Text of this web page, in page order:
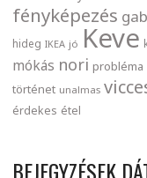
fényképezés
hideg IKEA jó Keve
mókás nori probléma
történet unalmas
érdekes étel
BEJEGYZÉSEK